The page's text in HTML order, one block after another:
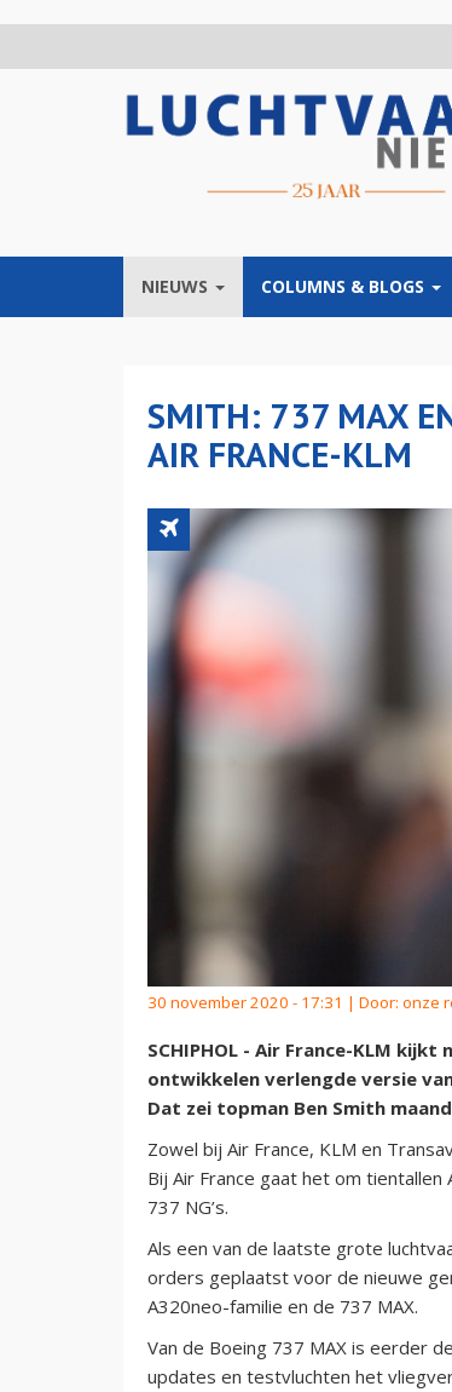
NIEUWS COLUMNS & BLOGS
SMITH: 737 MAX
AIR FRANCE-KLM
30 november 2020 - 17:31 | Door: onze
SCHIPHOL - Air France-KLM
ontwikkelen verlengde versie
Dat zei topman Ben Smith
Zowel bij Air France, KLM en
Bij Air France gaat het om tientallen
737 NG’s.
Als een van de laatste grote
orders geplaatst voor de nieuwe
A320neo-familie en de 737 MAX.
Van de Boeing 737 MAX is eerder
updates en testvluchten het